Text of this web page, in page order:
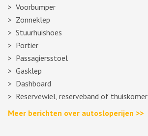
Voorbumper
Zonneklep
Stuurhuishoes
Portier
Passagiersstoel
Gasklep
Dashboard
Reservewiel, reserveband of thuiskomer
Meer berichten over autosloperijen >>